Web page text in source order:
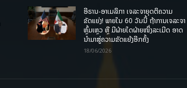
ອີຣານ-ອາເມລິກາ ເຈລະຈາຍຸດຕິຄວາມ
ຂັດແຍ່ງ! ພາຍໃນ 60 ວັນນີ້ ຖ້າການເຈລະຈາ
ຫຼົ້ມເຫຼວ ຫຼື ມີຝ່າຍໃດຝ່າຍໜຶ່ງລະເມີດ ອາດ
ນໍາມາສູ່ຄວາມຂັດແຍ້ງອີກຄັ້ງ
18/06/2026